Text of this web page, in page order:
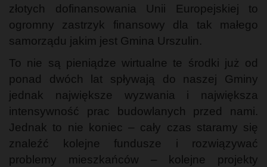
złotych dofinansowania Unii Europejskiej to
ogromny zastrzyk finansowy dla tak małego
samorządu jakim jest Gmina Urszulin.
To nie są pieniądze wirtualne te środki już od
ponad dwóch lat spływają do naszej Gminy
jednak największe wyzwania i największa
intensywność prac budowlanych przed nami.
Jednak to nie koniec – cały czas staramy się
znaleźć kolejne fundusze i rozwiązywać
problemy mieszkańców – kolejne projekty